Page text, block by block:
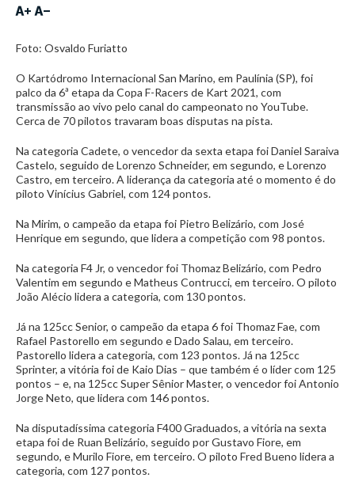
Foto: Osvaldo Furiatto
O Kartódromo Internacional San Marino, em Paulínia (SP), foi
palco da 6ª etapa da Copa F-Racers de Kart 2021, com
transmissão ao vivo pelo canal do campeonato no YouTube.
Cerca de 70 pilotos travaram boas disputas na pista.
Na categoria Cadete, o vencedor da sexta etapa foi Daniel Saraiva
Castelo, seguido de Lorenzo Schneider, em segundo, e Lorenzo
Castro, em terceiro. A liderança da categoria até o momento é do
piloto Vinícius Gabriel, com 124 pontos.
Na Mirim, o campeão da etapa foi Pietro Belizário, com José
Henrique em segundo, que lidera a competição com 98 pontos.
Na categoria F4 Jr, o vencedor foi Thomaz Belizário, com Pedro
Valentim em segundo e Matheus Contrucci, em terceiro. O piloto
João Alécio lidera a categoria, com 130 pontos.
Já na 125cc Senior, o campeão da etapa 6 foi Thomaz Fae, com
Rafael Pastorello em segundo e Dado Salau, em terceiro.
Pastorello lidera a categoria, com 123 pontos. Já na 125cc
Sprinter, a vitória foi de Kaio Dias – que também é o líder com 125
pontos – e, na 125cc Super Sênior Master, o vencedor foi Antonio
Jorge Neto, que lidera com 146 pontos.
Na disputadíssima categoria F400 Graduados, a vitória na sexta
etapa foi de Ruan Belizário, seguido por Gustavo Fiore, em
segundo, e Murilo Fiore, em terceiro. O piloto Fred Bueno lidera a
categoria, com 127 pontos.